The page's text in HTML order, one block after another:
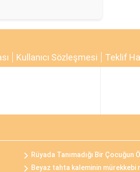
Kullanıcı Sözleşmesi Teklif
Rüyada Tanımadığı Bir Çocuğun
Beyaz tahta kaleminin mürekkebi